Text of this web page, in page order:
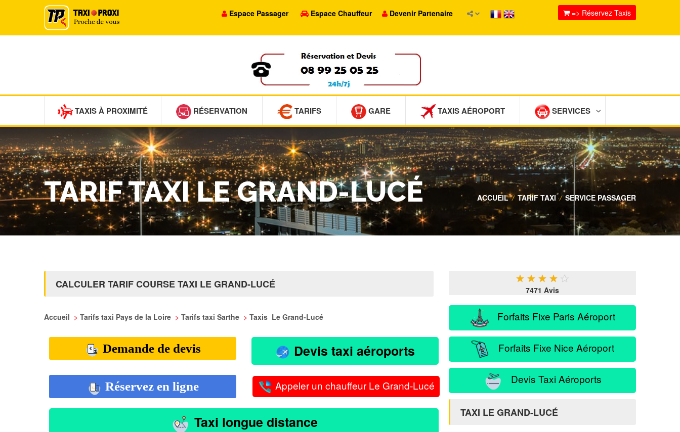
Espace Passager Espace Chauffeur Devenir Partenaire => Réservez Taxis
TAXIS À PROXIMITÉ RÉSERVATION TARIFS GARE TAXIS AÉROPORT SERVICES
TARIF TAXI LE GRAND-LUCÉ ACCUEIL / TARIF TAXI / SERVICE PASSAGER
CALCULER TARIF COURSE TAXI LE GRAND-LUCÉ
Accueil > Tarifs taxi Pays de la Loire > Tarifs taxi Sarthe > Taxis Le Grand-Lucé
Demande de devis Devis taxi aéroports
Réservez en ligne Appeler un chauffeur Le Grand-Lucé
Taxi longue distance
★ ★ ★ ★ ★
7471 Avis
Forfaits Fixe Paris Aéroport
Forfaits Fixe Nice Aéroport
Devis Taxi Aéroports
TAXI LE GRAND-LUCÉ